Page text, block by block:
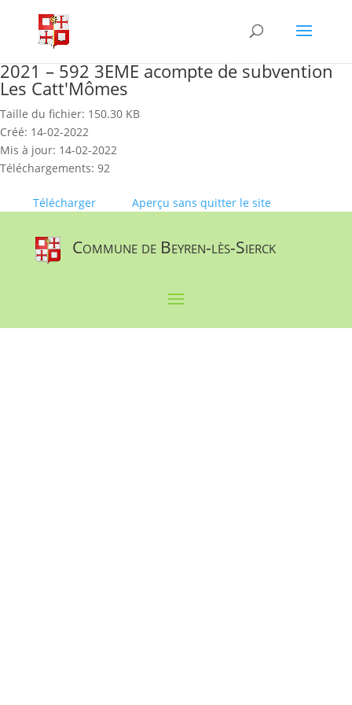
content
2021 – 592 3EME acompte de subvention
Les Catt'Mômes
Taille du fichier: 150.30 KB
Créé: 14-02-2022
Mis à jour: 14-02-2022
Téléchargements: 92
Télécharger Aperçu sans quitter le site
Commune de Beyren-lès-Sierck